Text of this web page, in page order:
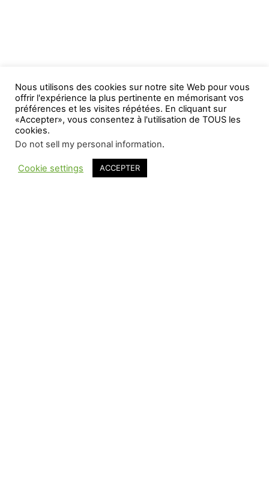
Nous utilisons des cookies sur notre site Web pour vous
offrir l'expérience la plus pertinente en mémorisant vos
préférences et les visites répétées. En cliquant sur
«Accepter», vous consentez à l'utilisation de TOUS les
cookies.
Do not sell my personal information.
Cookie settings ACCEPTER